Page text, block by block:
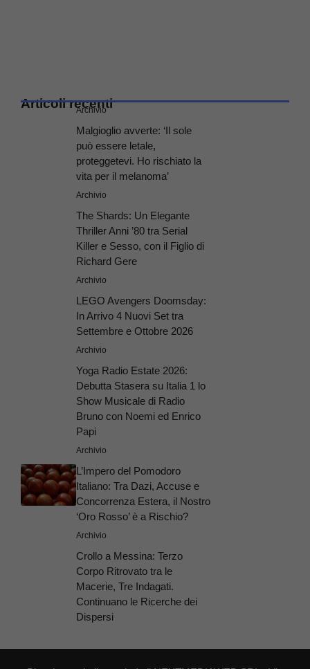
Articoli recenti
Archivio
Malgioglio avverte: ‘Il sole
può essere letale,
proteggetevi. Ho rischiato la
vita per il melanoma’
Archivio
The Shards: Un Elegante
Thriller Anni ’80 tra Serial
Killer e Sesso, con il Figlio di
Richard Gere
Archivio
LEGO Avengers Doomsday:
In Arrivo 4 Nuovi Set tra
Settembre e Ottobre 2026
Archivio
Yoga Radio Estate 2026:
Debutta Stasera su Italia 1 lo
Show Musicale di Radio
Bruno con Noemi ed Enrico
Papi
Archivio
L’Impero del Pomodoro
Italiano: Tra Dazi, Accuse e
Concorrenza Estera, il Nostro
‘Oro Rosso’ è a Rischio?
Archivio
Crollo a Messina: Terzo
Corpo Ritrovato tra le
Macerie, Tre Indagati.
Continuano le Ricerche dei
Dispersi